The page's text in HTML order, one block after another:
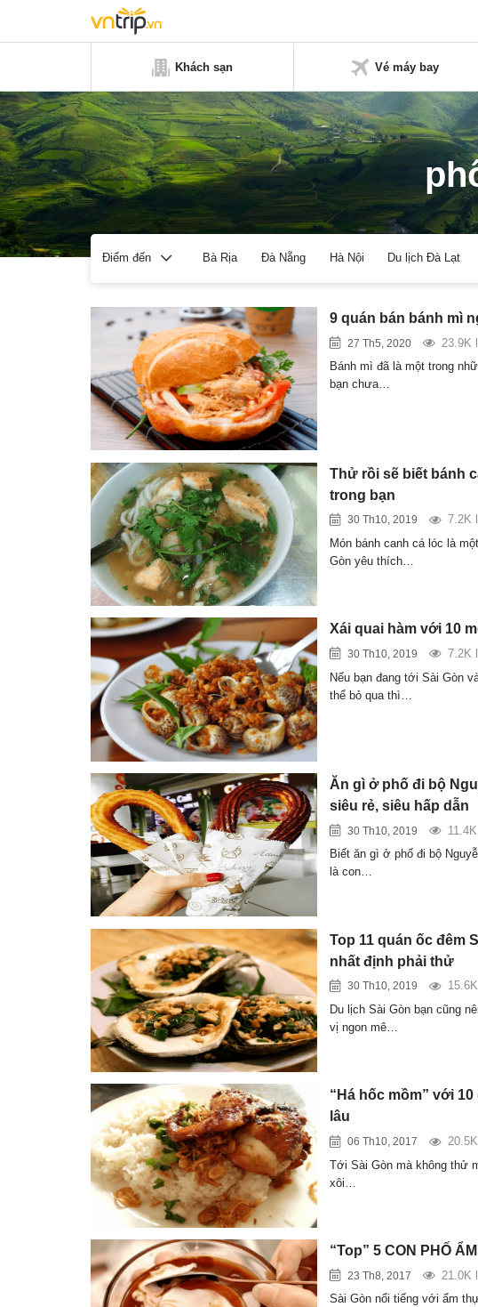
Khách sạn Vé máy bay
Điểm đến Bà Rịa Đà Nẵng Hà Nội Du lịch Đà Lạt
9 quán bán bánh mì
27 Th5, 2020
23.9K
Bánh mì đã là một trong
bạn chưa…
Thử rồi sẽ biết bánh
trong bạn
30 Th10, 2019
7.2K
Món bánh canh cá lóc là
Gòn yêu thích…
Xái quai hàm với 10
30 Th10, 2019
7.2K
Nếu bạn đang tới Sài Gòn
thể bỏ qua thì…
Ăn gì ở phố đi bộ
siêu rẻ, siêu hấp dẫn
30 Th10, 2019
Biết ăn gì ở phố đi bộ
là con…
Top 11 quán ốc đêm
nhất định phải thử
30 Th10, 2019
Du lịch Sài Gòn bạn cũng
vị ngon mê…
“Há hốc mồm” với
lâu
06 Th10, 2017
Tới Sài Gòn mà không thử
xôi…
“Top” 5 CON PHỐ
23 Th8, 2017
21.0K
Sài Gòn nổi tiếng với ẩm